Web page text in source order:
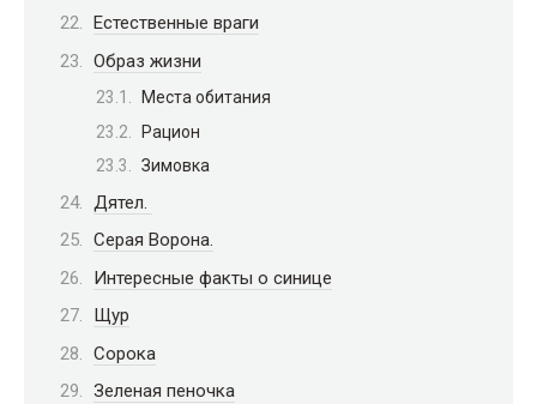
Естественные враги
Образ жизни
Места обитания
Рацион
Зимовка
Дятел.
Серая Ворона.
Интересные факты о синице
Щур
Сорока
Зеленая пеночка